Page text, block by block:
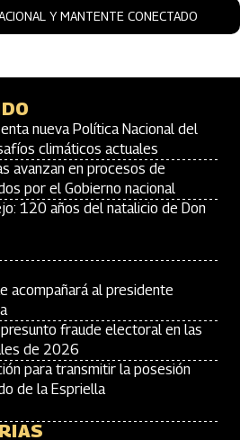
Y MANTENTE CONECTADO
nueva Política Nacional del
climáticos actuales
avanzan en procesos de
por el Gobierno nacional
120 años del natalicio de Don
acompañará al presidente
fraude electoral en las
de 2026
para transmitir la posesión
de la Espriella